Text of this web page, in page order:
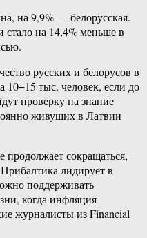
на 9,9% — белорусская.
стало на 14,4% меньше в
русских и белорусов в
10−15 тыс. человек, если до
проверку на знание
живущих в Латвии
продолжает сокращаться,
лидирует в
поддерживать
когда инфляция
журналисты из Financial